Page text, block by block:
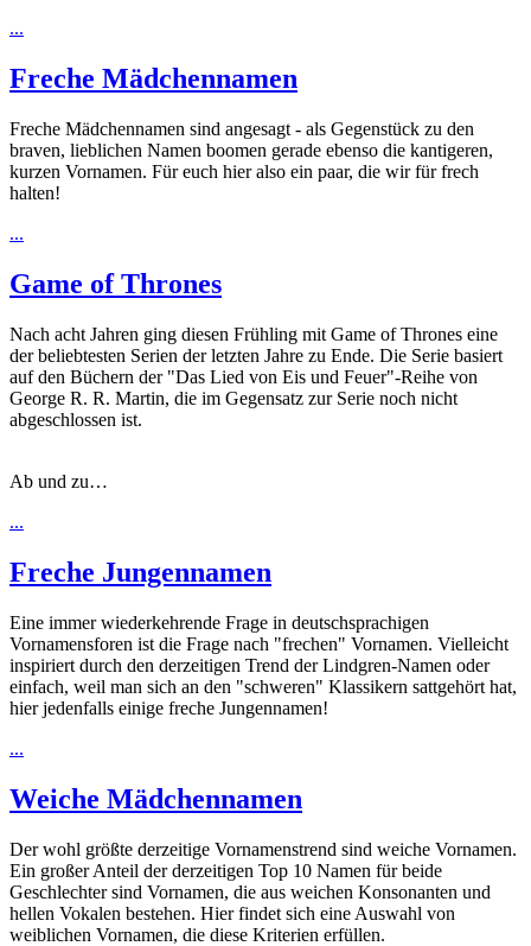
...
Freche Mädchennamen
Freche Mädchennamen sind angesagt - als Gegenstück zu den
braven, lieblichen Namen boomen gerade ebenso die kantigeren,
kurzen Vornamen. Für euch hier also ein paar, die wir für frech
halten!
...
Game of Thrones
Nach acht Jahren ging diesen Frühling mit Game of Thrones eine
der beliebtesten Serien der letzten Jahre zu Ende. Die Serie basiert
auf den Büchern der "Das Lied von Eis und Feuer"-Reihe von
George R. R. Martin, die im Gegensatz zur Serie noch nicht
abgeschlossen ist.
Ab und zu…
...
Freche Jungennamen
Eine immer wiederkehrende Frage in deutschsprachigen
Vornamensforen ist die Frage nach "frechen" Vornamen. Vielleicht
inspiriert durch den derzeitigen Trend der Lindgren-Namen oder
einfach, weil man sich an den "schweren" Klassikern sattgehört hat,
hier jedenfalls einige freche Jungennamen!
...
Weiche Mädchennamen
Der wohl größte derzeitige Vornamenstrend sind weiche Vornamen.
Ein großer Anteil der derzeitigen Top 10 Namen für beide
Geschlechter sind Vornamen, die aus weichen Konsonanten und
hellen Vokalen bestehen. Hier findet sich eine Auswahl von
weiblichen Vornamen, die diese Kriterien erfüllen.